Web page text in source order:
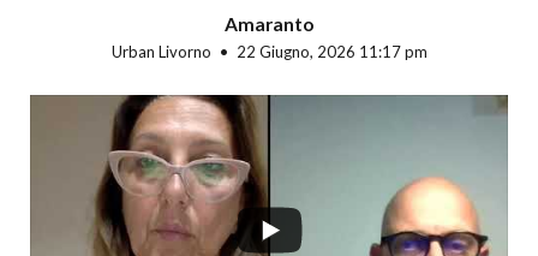
Amaranto
Urban Livorno 22 Giugno, 2026 11:17 pm